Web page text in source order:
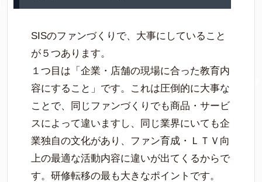
SISのファンづくりで、大事にしていること
が５つあります。
１つ目は「企業・店舗の現場に合った教育内
容にすること」です。これは圧倒的に大事な
ことで、同じファンづくりでも商品・サービ
スによって違いますし、同じ業界にいても企
業独自の文化があり、ファン育成・ＬＴＶ向
上の最適な活動内容に違いが出てくるからで
す。研修転移の最も大きなポイントです。